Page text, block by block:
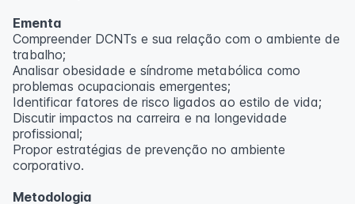
Ementa
Compreender DCNTs e sua relação com o ambiente de
trabalho;
Analisar obesidade e síndrome metabólica como
problemas ocupacionais emergentes;
Identificar fatores de risco ligados ao estilo de vida;
Discutir impactos na carreira e na longevidade
profissional;
Propor estratégias de prevenção no ambiente
corporativo.
Metodologia